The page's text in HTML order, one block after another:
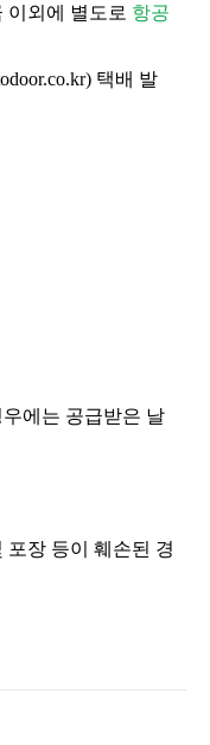
이외에 별도로 항공
) 택배 발
에는 공급받은 날
포장 등이 훼손된 경